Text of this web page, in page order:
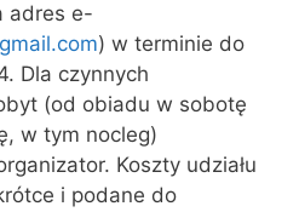
adres e-
) w terminie do
Dla czynnych
(od obiadu w sobotę
w tym nocleg)
Koszty udziału
i podane do